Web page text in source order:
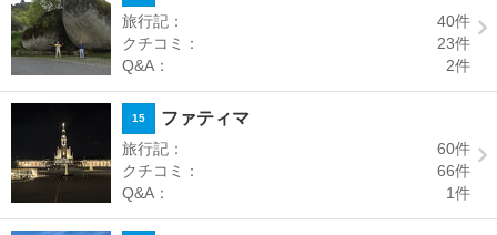
旅行記： 40件
クチコミ：
23件
Q&A：
2件
15 ファティマ
旅行記： 60件
クチコミ：
66件
Q&A：
1件